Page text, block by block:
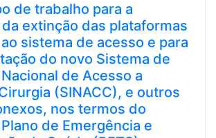
de trabalho para a
extinção das plataformas
sistema de acesso e para
do novo Sistema de
de Acesso a
(SINACC), e outros
nos termos do
de Emergência e